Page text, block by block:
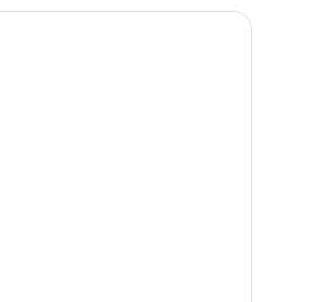
una computadora portátil, una cámara y una
Habitación de hotel con cama, una silla,